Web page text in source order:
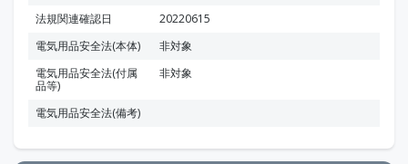
法規関連確認日
20220615
電気用品安全法(本体)
非対象
電気用品安全法(付属
品等)
非対象
電気用品安全法(備考)